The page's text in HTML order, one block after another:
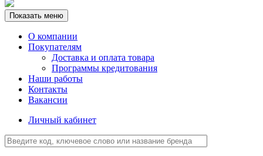
Показать меню
О компании
Покупателям
Доставка и оплата товара
Программы кредитования
Наши работы
Контакты
Вакансии
Личный кабинет